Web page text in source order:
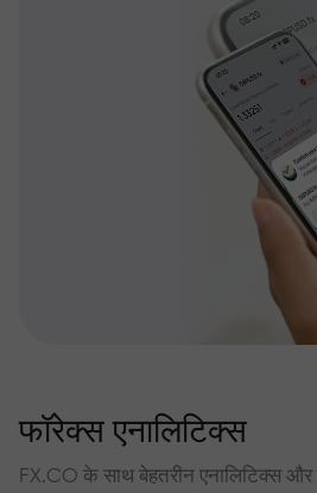
फॉरेक्स एनालिटिक्स
FX.CO के साथ बेहतरीन एनालिटिक्स और